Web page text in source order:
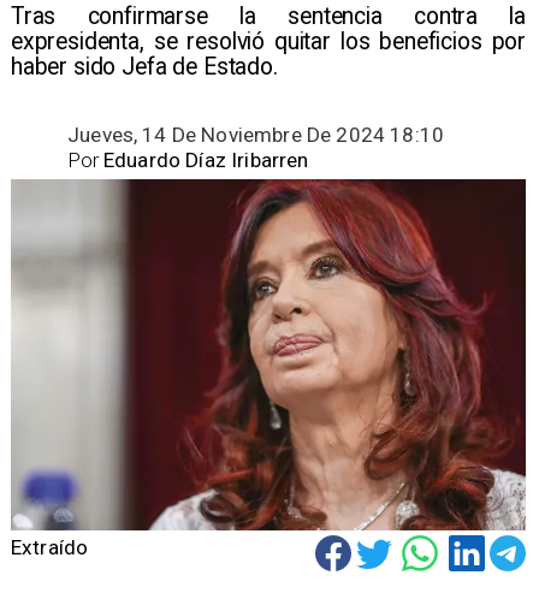
Tras confirmarse la sentencia contra la
expresidenta, se resolvió quitar los beneficios por
haber sido Jefa de Estado.
Jueves, 14 De Noviembre De 2024 18:10
Eduardo Díaz Iribarren
Por
Extraído